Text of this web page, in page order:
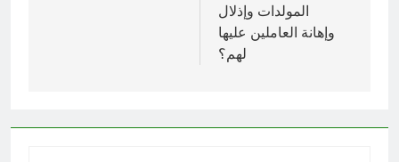
المولدات وإذلال
وإهانة العاملين عليها
لهم؟